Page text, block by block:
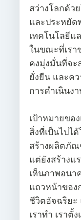
สว่างโลกด้ว
และประหยัด
เทคโนโลยีแ
ในขณะที่เรา
คงมุ่งมั่นที่จะ
ยั่งยืน และค
การดำเนินงา
เป้าหมายขอ
สิ่งที่เป็นไปไ
สร้างผลิตภัณ
แต่ยังสร้างแ
เห็นภาพอนา
แถวหน้าของ
ชีวิตอัจฉริยะ
เราทำ เราตั้